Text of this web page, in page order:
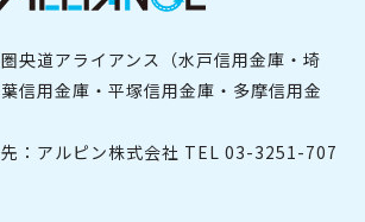
央道アライアンス（水戸信用金庫・埼
信用金庫・平塚信用金庫・多摩信用金
：アルピン株式会社 TEL03-3251-707